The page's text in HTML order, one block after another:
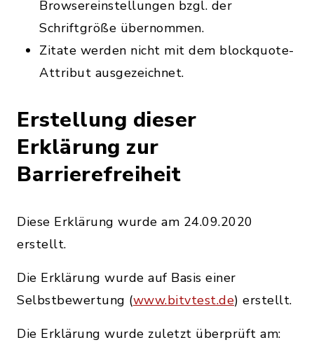
Browsereinstellungen bzgl. der
Schriftgröße übernommen.
Zitate werden nicht mit dem blockquote-
Attribut ausgezeichnet.
Erstellung dieser
Erklärung zur
Barrierefreiheit
Diese Erklärung wurde am 24.09.2020
erstellt.
Die Erklärung wurde auf Basis einer
Selbstbewertung (www.bitvtest.de) erstellt.
Die Erklärung wurde zuletzt überprüft am: